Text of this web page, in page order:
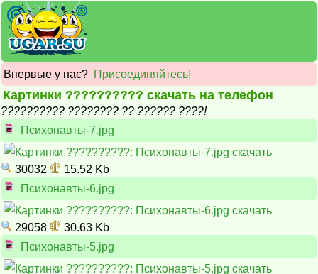
Впервые у нас? Присоединяйтесь!
Картинки ?????????? скачать на телефон
?????????? ???????? ?? ?????? ????!
Психонавты-7.jpg
30032
15.52 Kb
Психонавты-6.jpg
29058
30.63 Kb
Психонавты-5.jpg